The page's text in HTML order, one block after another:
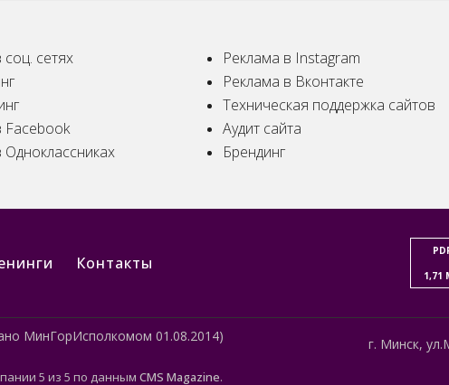
сетях
Facebook
Одноклассниках
Реклама в Instagram
Реклама в Вконтакте
Техническая поддержка сайтов
Аудит сайта
Брендинг
Контакты
1,71
МинГорИсполкомом 01.08.2014)
г. Минск,
5 из 5 по данным CMS Magazine.